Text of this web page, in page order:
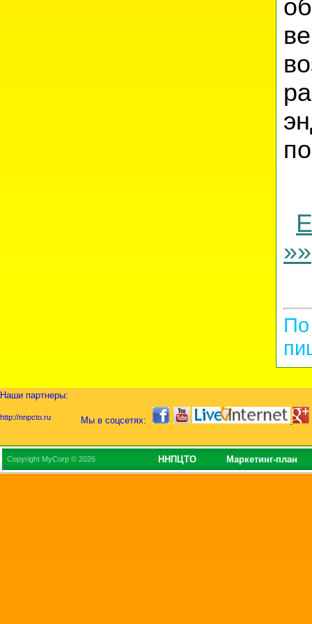
»»
Наши партнеры:
Мы в соцсетях:
http://nnpcto.ru
Copyright MyCorp © 2026 ННПЦТО Маркетинг-план